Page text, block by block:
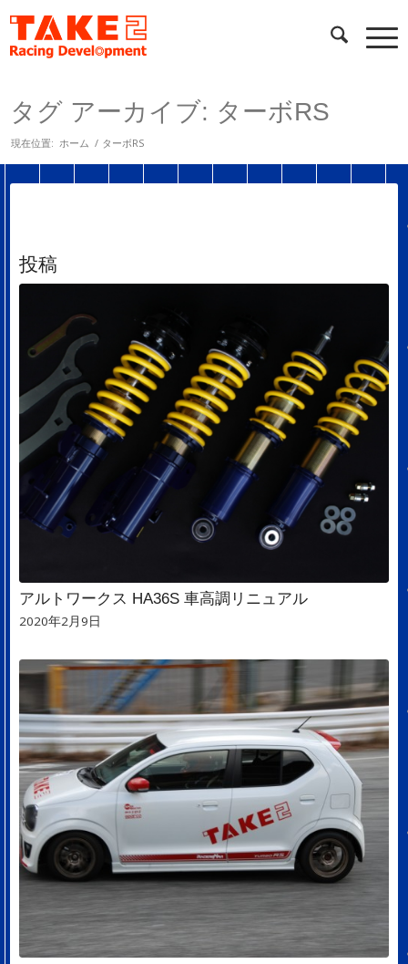
タグ アーカイブ: ターボRS
現在位置: ホーム / ターボRS
投稿
アルトワークス HA36S 車高調リニュアル
2020年2月9日